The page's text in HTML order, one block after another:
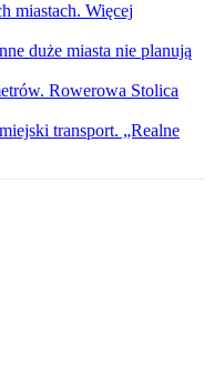
miastach. Więcej
duże miasta nie planują
Rowerowa Stolica
transport. „Realne